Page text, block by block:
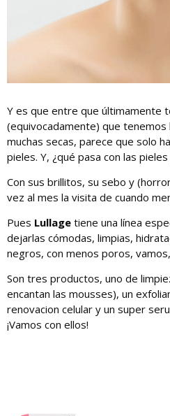
Y es que entre que últimamente
(equivocadamente) que
muchas secas, parece que solo
pieles. Y, ¿qué pasa con las
Con sus brillitos, su sebo y
vez al mes la visita de cuando
Pues Lullage tiene una línea
dejarlas cómodas, limpias,
negros, con menos poros,
Son tres productos, uno de
encantan las mousses), un
renovacion celular y un super
¡Vamos con ellos!